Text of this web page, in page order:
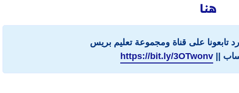
هنا
تابعونا على قناة ومجموعة تعليم بريس
||
https://bit.ly/3OTwonv